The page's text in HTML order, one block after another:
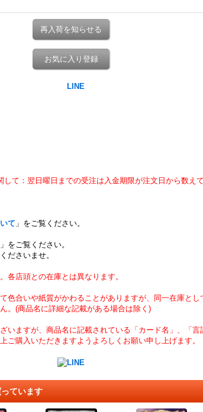
再入荷を知らせる
お気に入り登録
て：翌日曜日までの受注は入金期限が注文日から数え
て 」をご覧ください。
」をご覧ください。
ださいませ。
各店頭との在庫とは異なります。
色合いや紙質がかわることがありますが、同一在庫と
。(商品名に詳細な記載がある場合は除く)
いますが、商品名に記載されている「カード名」、「
ご購入いただきますようよろしくお願い申し上げます。
ています